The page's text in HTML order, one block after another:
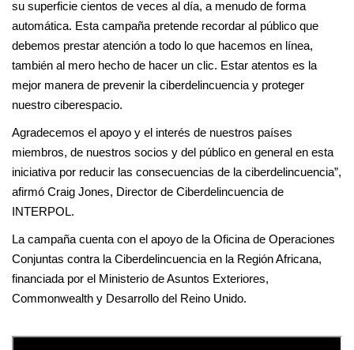
su superficie cientos de veces al día, a menudo de forma
automática. Esta campaña pretende recordar al público que
debemos prestar atención a todo lo que hacemos en línea,
también al mero hecho de hacer un clic. Estar atentos es la
mejor manera de prevenir la ciberdelincuencia y proteger
nuestro ciberespacio.
Agradecemos el apoyo y el interés de nuestros países
miembros, de nuestros socios y del público en general en esta
iniciativa por reducir las consecuencias de la ciberdelincuencia”,
afirmó Craig Jones, Director de Ciberdelincuencia de
INTERPOL.
La campaña cuenta con el apoyo de la Oficina de Operaciones
Conjuntas contra la Ciberdelincuencia en la Región Africana,
financiada por el Ministerio de Asuntos Exteriores,
Commonwealth y Desarrollo del Reino Unido.